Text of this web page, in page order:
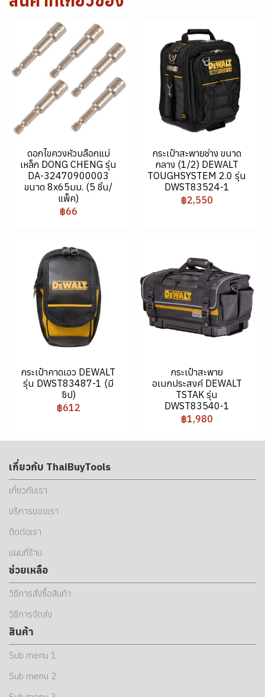
ดอกไขควงหัวบล๊อกแม่
เหล็ก DONG CHENG รุ่น
DA-32470900003
ขนาด 8x65มม. (5 ชิ้น/
แพ็ค)
฿66
กระเป๋าสะพายช่าง ขนาด
กลาง (1/2) DEWALT
TOUGHSYSTEM 2.0 รุ่น
DWST83524-1
฿2,550
กระเป๋าคาดเอว DEWALT
รุ่น DWST83487-1 (มี
ซิป)
฿612
กระเป๋าสะพาย
อเนกประสงค์ DEWALT
TSTAK รุ่น
DWST83540-1
฿1,980
เกี่ยวกับ ThaiBuyTools
เกี่ยวกับเรา
บริการของเรา
ติดต่อเรา
แผนที่ร้าน
ช่วยเหลือ
วิธีการสั่งซื้อสินค้า
วิธีการจัดส่ง
สินค้า
Sub menu 1
Sub menu 2